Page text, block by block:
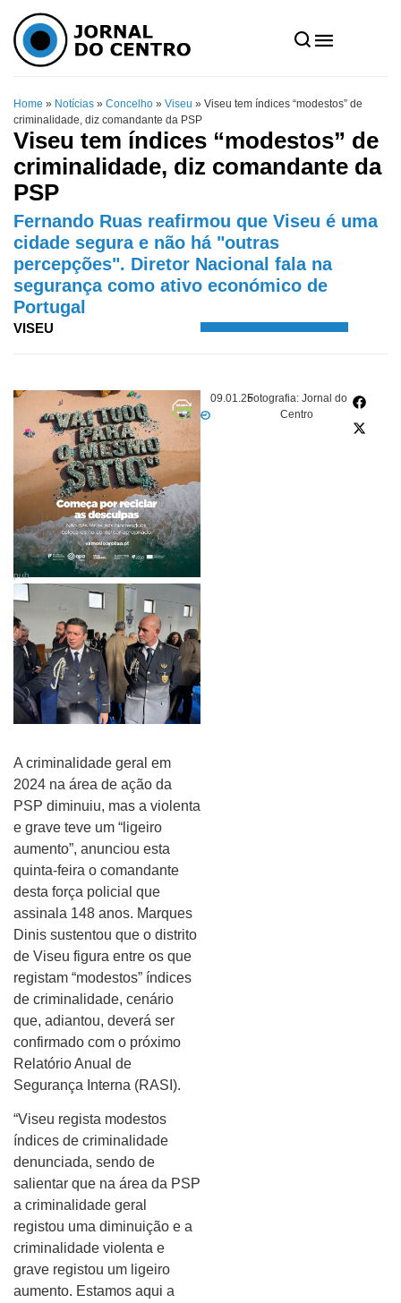
Home » Notícias » Concelho » Viseu » Viseu tem índices “modestos” de
criminalidade, diz comandante da PSP
Viseu tem índices “modestos” de
criminalidade, diz comandante da
PSP
Fernando Ruas reafirmou que Viseu é uma
cidade segura e não há "outras
percepções". Diretor Nacional fala na
segurança como ativo económico de
Portugal
VISEU
09.01.25Fotografia: Jornal do
Centro
pub
A criminalidade geral em
2024 na área de ação da
PSP diminuiu, mas a violenta
e grave teve um “ligeiro
aumento”, anunciou esta
quinta-feira o comandante
desta força policial que
assinala 148 anos. Marques
Dinis sustentou que o distrito
de Viseu figura entre os que
registam “modestos” índices
de criminalidade, cenário
que, adiantou, deverá ser
confirmado com o próximo
Relatório Anual de
Segurança Interna (RASI).
“Viseu regista modestos
índices de criminalidade
denunciada, sendo de
salientar que na área da PSP
a criminalidade geral
registou uma diminuição e a
criminalidade violenta e
grave registou um ligeiro
aumento. Estamos aqui a